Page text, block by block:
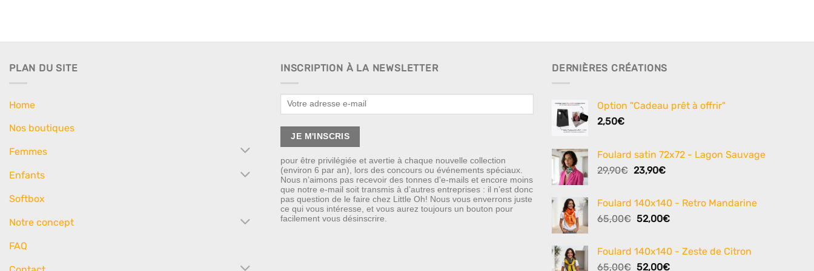
PLAN DU SITE
Home
Nos boutiques
Femmes
Enfants
Softbox
Notre concept
FAQ
INSCRIPTION À LA NEWSLETTER
pour être privilégiée et avertie à chaque nouvelle collection
(environ 6 par an), lors des concours ou événements spéciaux.
Nous n’aimons pas recevoir des tonnes d’e-mails et encore moins
que notre e-mail soit transmis à d’autres entreprises : il n’est donc
pas question de le faire chez Little Oh! Nous vous enverrons juste
ce qui vous intéresse, et vous aurez toujours un bouton pour
facilement vous désinscrire.
DERNIÈRES CRÉATIONS
Option "Cadeau prêt à offrir"
2,50€
Foulard satin 72x72 - Lagon Sauvage
29,90€ Le
était :
29,90€.
23,90€Le
est :
23,90€.
Foulard 140x140 - Retro Mandarine
65,00€ Le
était :
65,00€.
52,00€Le
est :
52,00€.
Foulard 140x140 - Zeste de Citron
65,00€ Le
52,00€Le